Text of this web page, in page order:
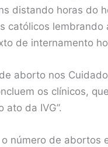
distando horas do
católicos
de internamento
aborto nos
os clínicos,
ato da IVG”.
número de abortos